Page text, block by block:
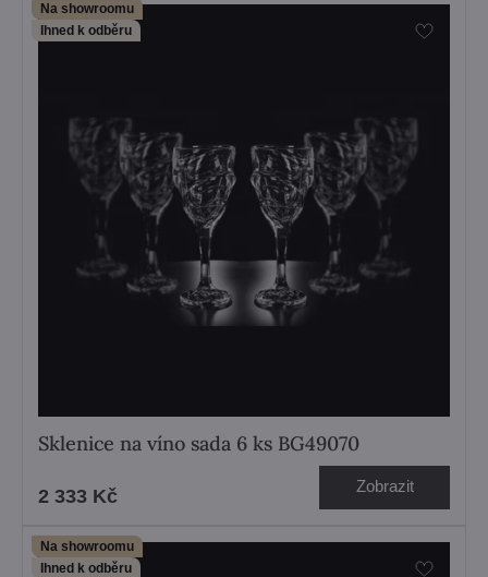
Na showroomu
Ihned k odběru
Sklenice na víno sada 6 ks BG49070
2 333 Kč Zobrazit
Na showroomu
Ihned k odběru